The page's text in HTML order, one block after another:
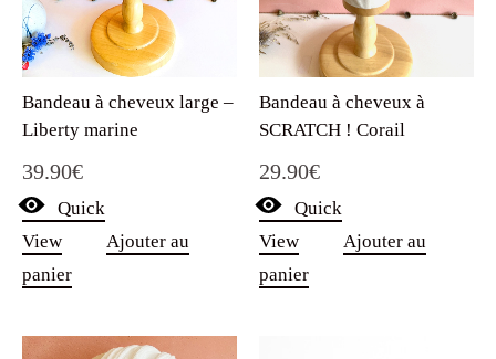
Bandeau à cheveux large –
Liberty marine
39.90€
Quick
View
Ajouter au
panier
Bandeau à cheveux à
SCRATCH ! Corail
29.90€
Quick
View
Ajouter au
panier